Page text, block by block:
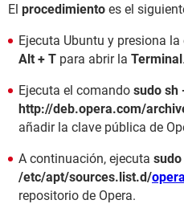
El procedimiento es el
Ejecuta Ubuntu y presiona
Alt + T para abrir la Terminal.
Ejecuta el comando sudo sh
http://deb.opera.com/
añadir la clave pública de
A continuación, ejecuta
/etc/apt/sources.list.d/opera
repositorio de Opera.